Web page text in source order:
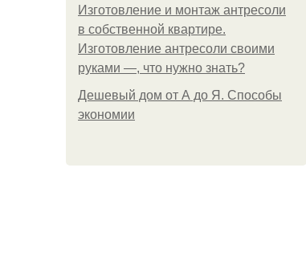
Изготовление и монтаж антресоли
в собственной квартире.
Изготовление антресоли своими
руками —, что нужно знать?
Дешевый дом от А до Я. Способы
экономии